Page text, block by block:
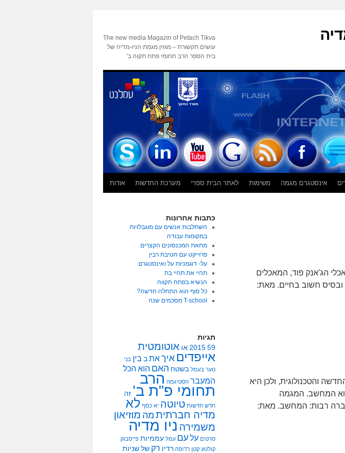
The new media Magazin of Petach Tikva
עושים תקשורת – מגזין מגמת הניו-מדיה של
בית הספר הרב תחומי פתח תקוה ב'
אינסטגרם מגמה משימות לאתר הבית ספרי מערכת החדשות אודות
הג'אנק פוד, המאכלים
ובסיס חשוב בחיים. מאת:
והטכנולוגית, ולכן היא
המחשב. המגמה
רבות: המחשב. מאת:
כתבות אחרונות
השתלבות אנשים עם מוגבלויות
במקומות עבודה
מחאת המכנסונים הקצרים
פרוייקט עם חטיבת רבין
על- דוגמניות על ואינסטגרם
תהיי את תהיי בת
הנשיא בפתח תקווה
כל סוף הוא התחלה חדשה?
T-school מסכמים שנה
תגיות
59
2015 או אוטומטית
אייפדים איךאת ב בין בני
נוער בעמל בשטח האם הוא הכל
המעבר הסטיגמה הרב
תחומי פ"ת ב' זה
חדש חדשות טיוטה יא כסף לא
מדיה חברתיתמה מוזיאון
משמירה ניו מדיה
סרטים עלעם עמל עממיות פייסבוק
קולנוע קטן רדופה רדיו רק של שניות